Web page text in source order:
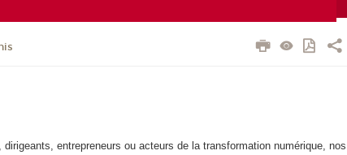
entrepreneurs ou acteurs de la transformation numérique, nos